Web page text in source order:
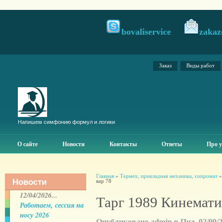
bovaliservice
Заказ Виды работ
Напишем симфонию формул и логики
О сайте Новости Контакты Ответы Про
Новости
12/04/2026...
Работаем, сессия на
носу 2026
Главная» Термех, прикладная механика, сопромат
вар 78
Тарг 1989